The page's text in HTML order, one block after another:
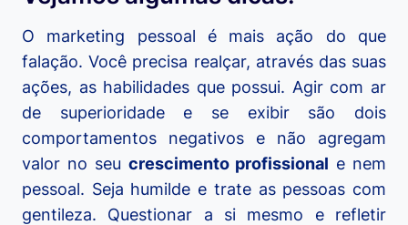
O marketing pessoal é mais ação do que
falação. Você precisa realçar, através das suas
ações, as habilidades que possui. Agir com ar
de superioridade e se exibir são dois
comportamentos negativos e não agregam
valor no seu crescimento profissional e nem
pessoal. Seja humilde e trate as pessoas com
gentileza. Questionar a si mesmo e refletir